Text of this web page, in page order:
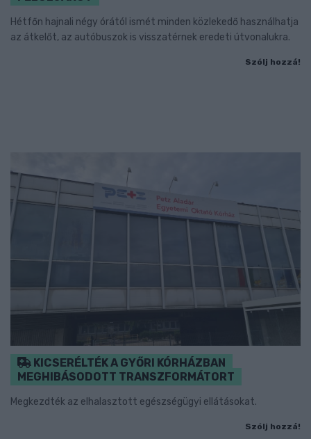
Hétfőn hajnali négy órától ismét minden közlekedő használhatja
az átkelőt, az autóbuszok is visszatérnek eredeti útvonalukra.
Szólj hozzá!
KICSERÉLTÉK A GYŐRI KÓRHÁZBAN
MEGHIBÁSODOTT TRANSZFORMÁTORT
Megkezdték az elhalasztott egészségügyi ellátásokat.
Szólj hozzá!